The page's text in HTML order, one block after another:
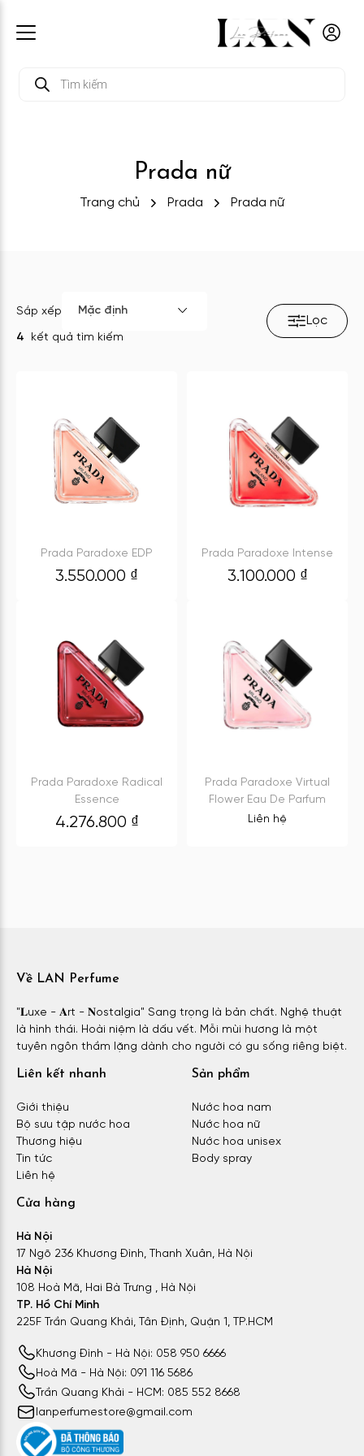
kiếm
Prada nữ
Trang chủ Prada Prada nữ
Lọc
Sắp xếp Mặc định
4 kết quả tìm kiếm
Prada Paradoxe EDP
3.550.000 ₫
Prada Paradoxe Intense
3.100.000 ₫
Prada Paradoxe Radical
Essence
4.276.800 ₫
Prada Paradoxe Virtual
Flower Eau De Parfum
Liên hệ
Về LAN Perfume
"𝐋uxe - 𝐀rt - 𝐍ostalgia" Sang trọng là bản chất. Nghệ thuật
là hình thái. Hoài niệm là dấu vết. Mỗi mùi hương là một
tuyên ngôn thầm lặng dành cho người có gu sống riêng biệt.
Liên kết nhanh
Giới thiệu
Bộ sưu tập nước hoa
Thương hiệu
Tin tức
Liên hệ
Sản phẩm
Nước hoa nam
Nước hoa nữ
Nước hoa unisex
Body spray
Cửa hàng
Hà Nội
17 Ngõ 236 Khương Đình, Thanh Xuân, Hà Nội
Hà Nội
108 Hoà Mã, Hai Bà Trưng , Hà Nội
TP. Hồ Chí Minh
225F Trần Quang Khải, Tân Định, Quận 1, TP.HCM
Khương Đình - Hà Nội: 058 950 6666
Hoà Mã - Hà Nội: 091 116 5686
Trần Quang Khải - HCM: 085 552 8668
lanperfumestore@gmail.com